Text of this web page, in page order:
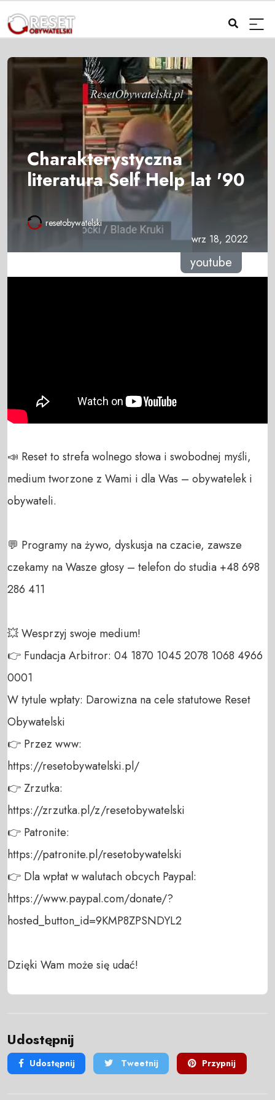
Charakterystyczna
literatura Self Help lat '90
resetobywatelski
wrz 18, 2022
youtube
📣 Reset to strefa wolnego słowa i swobodnej myśli,
medium tworzone z Wami i dla Was – obywatelek i
obywateli.
💬 Programy na żywo, dyskusja na czacie, zawsze
czekamy na Wasze głosy – telefon do studia +48 698
286 411
💥 Wesprzyj swoje medium!
👉 Fundacja Arbitror: 04 1870 1045 2078 1068 4966
0001
W tytule wpłaty: Darowizna na cele statutowe Reset
Obywatelski
👉 Przez www:
https://resetobywatelski.pl/
👉 Zrzutka:
https://zrzutka.pl/z/resetobywatelski
👉 Patronite:
https://patronite.pl/resetobywatelski
👉 Dla wpłat w walutach obcych Paypal:
https://www.paypal.com/donate/?
hosted_button_id=9KMP8ZPSNDYL2
Dzięki Wam może się udać!
Udostępnij
Udostępnij Tweetnij Przypnij